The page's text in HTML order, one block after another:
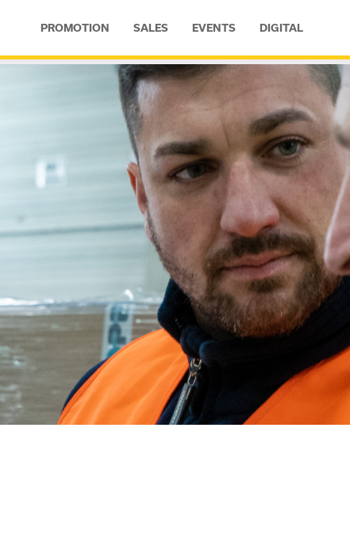
PROMOTION SALES EVENTS DIGITAL